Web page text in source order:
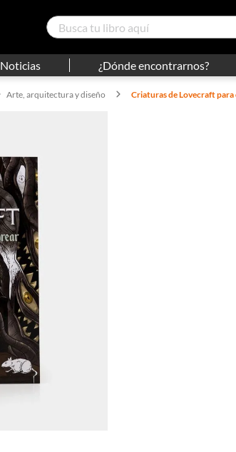
Noticias ¿Dónde encontrarnos?
Arte, arquitectura y diseño Criaturas de Lovecraft